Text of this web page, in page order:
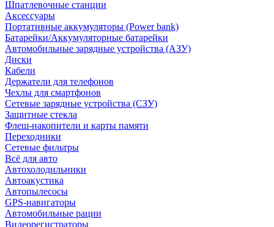
Шпатлевочные станции
Аксессуары
Портативные аккумуляторы (Power bank)
Батарейки/Аккумуляторные батарейки
Автомобильные зарядные устройства (АЗУ)
Диски
Кабели
Держатели для телефонов
Чехлы для смартфонов
Сетевые зарядные устройства (СЗУ)
Защитные стекла
Флеш-накопители и карты памяти
Переходники
Сетевые фильтры
Всё для авто
Автохолодильники
Автоакустика
Автопылесосы
GPS-навигаторы
Автомобильные рации
Видеорегистраторы